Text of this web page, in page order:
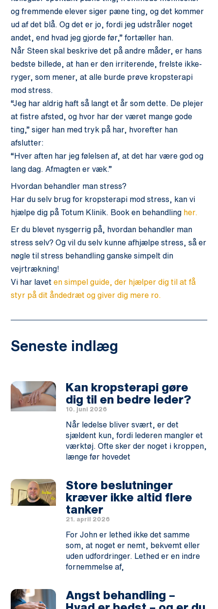
og fremmende elever siger pæne ting, og det kommer
ud af det blå. Og det er jo, fordi jeg udstråler noget
andet, end hvad jeg gjorde før,” fortæller han.
Når Steen skal beskrive det på andre måder, er hans
bedste billede, at han er den irriterende, frelste ikke-
ryger, som mener, at alle burde prøve kropsterapi
mod stress.
“Jeg har aldrig haft så langt et år som dette. De plejer
at fistre afsted, og hvor har der været mange gode
ting,” siger han med tryk på har, hvorefter han
afslutter:
“Hver aften har jeg følelsen af, at det har være god og
lang dag. Afmagten er væk.”
Hvordan behandler man stress?
Har du selv brug for kropsterapi mod stress, kan vi
hjælpe dig på Totum Klinik. Book en behandling her.
Er du blevet nysgerrig på, hvordan behandler man
stress selv? Og vil du selv kunne afhjælpe stress, så er
nøgle til stress behandling ganske simpelt din
vejrtrækning!
Vi har laveten simpel guide, der hjælper dig til at få
styr på dit åndedræt og giver dig mere ro.
Seneste indlæg
Kan kropsterapi gøre
dig til en bedre leder?
10. juni 2026
Når ledelse bliver svært, er det
sjældent kun, fordi lederen mangler et
værktøj. Ofte sker der noget i kroppen,
længe før hovedet
Store beslutninger
kræver ikke altid flere
tanker
21. april 2026
For John er lethed ikke det samme
som, at noget er nemt, bekvemt eller
uden udfordringer. Lethed er en indre
fornemmelse af,
Angst behandling –